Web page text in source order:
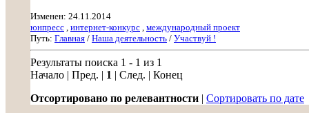
Изменен: 24.11.2014
юнпресс , интернет-конкурс , международный проект
Путь: Главная / Наша деятельность / Участвуй !
Результаты поиска 1 - 1 из 1
Начало | Пред. | 1 | След. | Конец
Отсортировано по релевантности | Сортировать по дате